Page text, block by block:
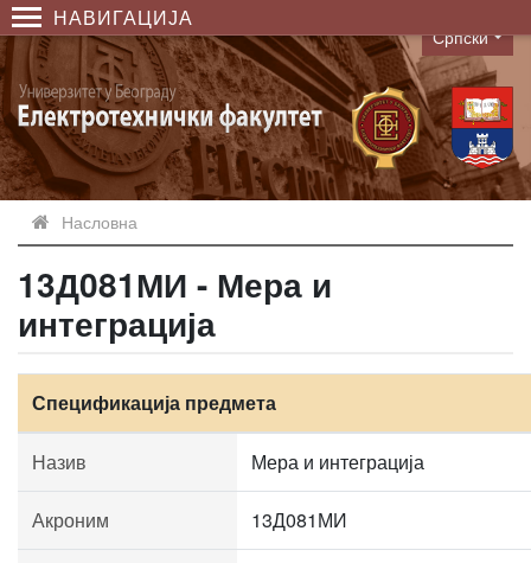
НАВИГАЦИЈА
Language
Српски
Насловна
13Д081МИ - Мера и
интеграција
Спецификација предмета
Назив Мера и интеграција
Акроним 13Д081МИ